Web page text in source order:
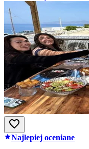
Najlepiej oceniane